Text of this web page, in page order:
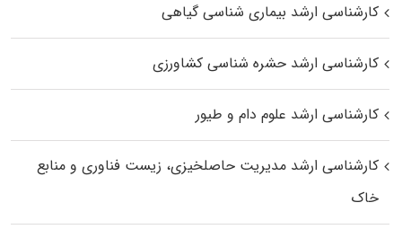
کارشناسی ارشد بیماری‌ شناسی گیاهی
کارشناسی ارشد حشره‌ شناسی کشاورزی
کارشناسی ارشد علوم دام و طیور
کارشناسی ارشد مدیریت حاصلخیزی، زیست فناوری و منابع
خاک